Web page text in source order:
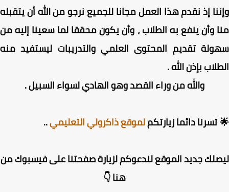
إذ نقدم هذا العمل مجانا للجميع نرجو من الله أن يتقبله
وأن ينفع به الطلاب ، وأن يكون محققا لما سعينا إليه من
تقديم المحتوى العلمي والتدريبات ليستفيد منه
بإذن الله .
والله من وراء القصد وهو الهادي لسواء السبيل .
تسرنا دائما زيارتكملموقع ذاكرولي التعليمي..
جديد الموقع لندعوكم لزيارة صفحتنا على فيسبوك من
هنا 👇